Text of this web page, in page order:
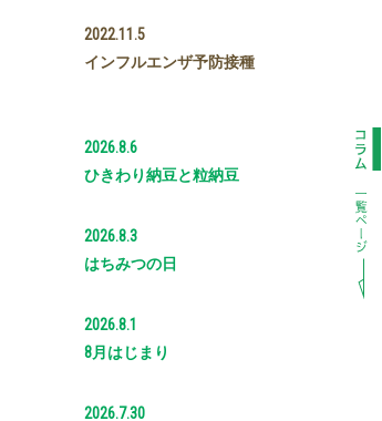
2022.11.5
インフルエンザ予防接種
2026.8.6
ひきわり納豆と粒納豆
2026.8.3
はちみつの日
2026.8.1
8月はじまり
2026.7.30